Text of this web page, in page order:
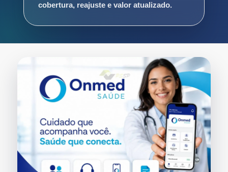
cobertura, reajuste e valor atualizado.